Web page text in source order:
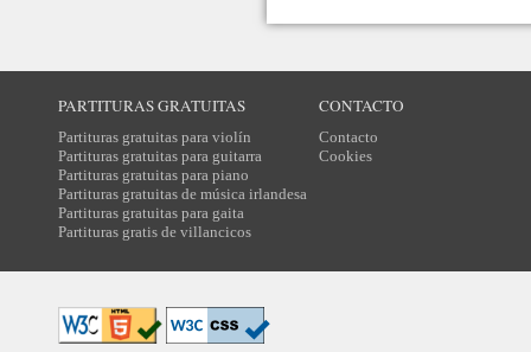
PARTITURAS GRATUITAS
Partituras gratuitas para violín
Partituras gratuitas para guitarra
Partituras gratuitas para piano
Partituras gratuitas de música irlandesa
Partituras gratuitas para gaita
Partituras gratis de villancicos
CONTACTO
Contacto
Cookies